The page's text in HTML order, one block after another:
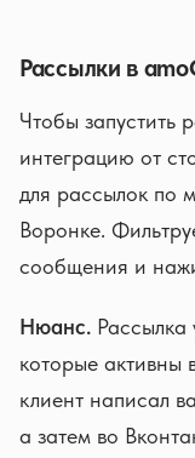
Рассылки в
Чтобы запустить
интеграцию от
для рассылок по
Воронке.
сообщения и
Нюанс. Рассылка
которые активны
клиент написал
а затем во